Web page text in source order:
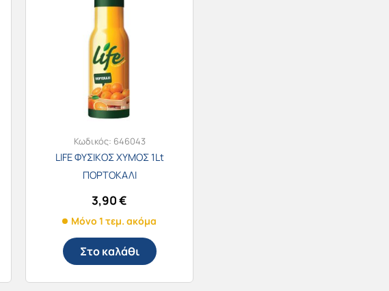
Κωδικός: 646043
LIFE ΦΥΣΙΚΟΣ ΧΥΜΟΣ 1Lt
ΠΟΡΤΟΚΑΛΙ
3,90€
Μόνο 1 τεμ. ακόμα
Στο καλάθι